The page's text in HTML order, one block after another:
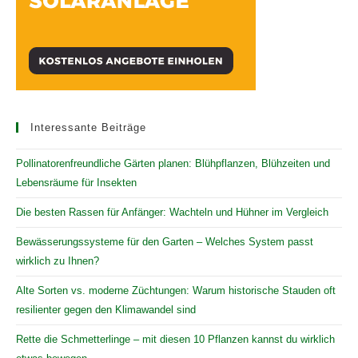
Interessante Beiträge
Pollinatorenfreundliche Gärten planen: Blühpflanzen, Blühzeiten und
Lebensräume für Insekten
Die besten Rassen für Anfänger: Wachteln und Hühner im Vergleich
Bewässerungssysteme für den Garten – Welches System passt
wirklich zu Ihnen?
Alte Sorten vs. moderne Züchtungen: Warum historische Stauden oft
resilienter gegen den Klimawandel sind
Rette die Schmetterlinge – mit diesen 10 Pflanzen kannst du wirklich